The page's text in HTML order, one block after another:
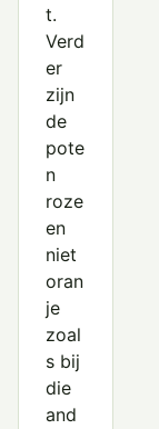
t.
Verd
er
zijn
de
pote
n
roze
en
niet
oran
je
zoal
s bij
die
and